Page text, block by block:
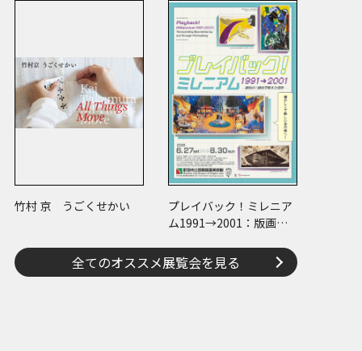
竹村 京 うごくせかい
プレイバック！ミレニア
ム1991→2001：版画が
全てのオススメ展覧会を見る